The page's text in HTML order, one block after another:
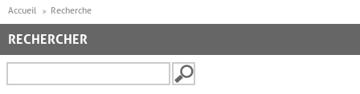
Accueil Recherche
RECHERCHER